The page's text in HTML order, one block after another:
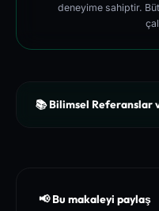
deneyime sahiptir.
📚 Bilimsel Referanslar
l Database of Peer-
📢 Bu makaleyi paylaş